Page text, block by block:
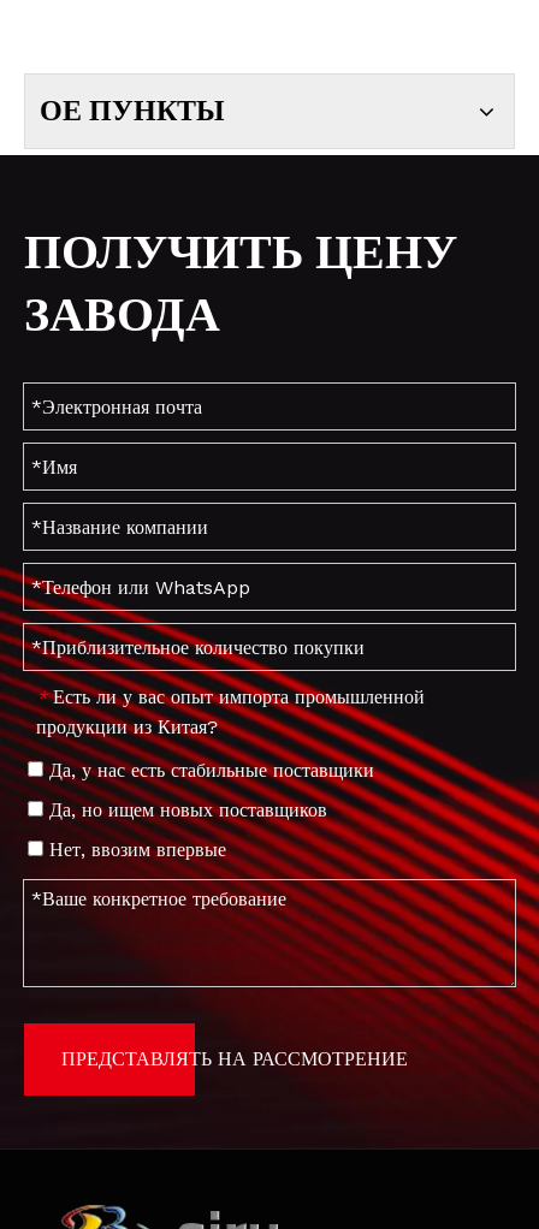
ОЕ ПУНКТЫ
ПОЛУЧИТЬ ЦЕНУ
ЗАВОДА
* Есть ли у вас опыт импорта промышленной
продукции из Китая?
Да, у нас есть стабильные поставщики
Да, но ищем новых поставщиков
Нет, ввозим впервые
ПРЕДСТАВЛЯТЬ НА РАССМОТРЕНИЕ